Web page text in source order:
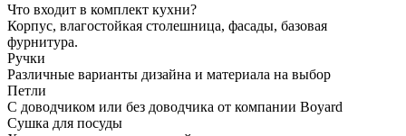
Что входит в комплект кухни?
Корпус, влагостойкая столешница, фасады, базовая
фурнитура.
Ручки
Различные варианты дизайна и материала на выбор
Петли
С доводчиком или без доводчика от компании Boyard
Сушка для посуды